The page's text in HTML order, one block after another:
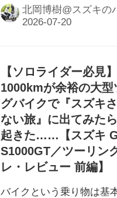
現地で問題に直面しまし
北岡博樹@スズキの
【ソロライダー必見
1000kmが余裕の大型
グバイクで『スズキ
ない旅』に出てみた
起きた……【スズキ
S1000GT／ツーリン
レ・レビュー 前編】
バイクという乗り物は基